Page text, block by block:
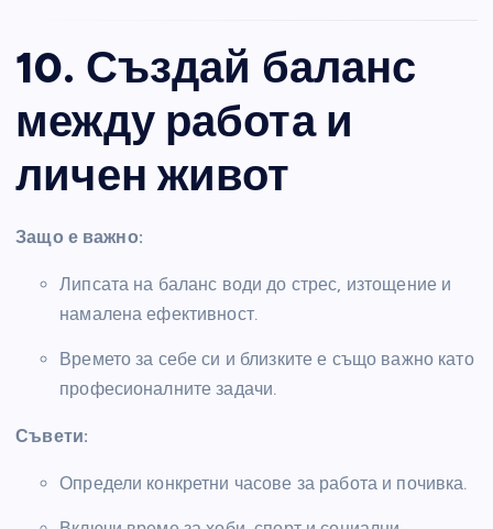
10. Създай баланс
между работа и
личен живот
Защо е важно:
Липсата на баланс води до стрес, изтощение и
намалена ефективност.
Времето за себе си и близките е също важно като
професионалните задачи.
Съвети:
Определи конкретни часове за работа и почивка.